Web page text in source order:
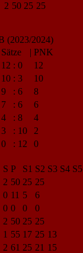
2 50 25 25
(2023/2024)
Sätze | PNK
12 : 0
12
10 : 3
10
9 : 6
8
7 : 6
6
4 : 8
4
3 : 10
2
0 : 12 0
S P S1 S2 S3 S4 S5
2 50 25 25
0 11 5
6
0 0 0
0
2 50 25 25
1 55 17 25 13
2 61 25 21 15